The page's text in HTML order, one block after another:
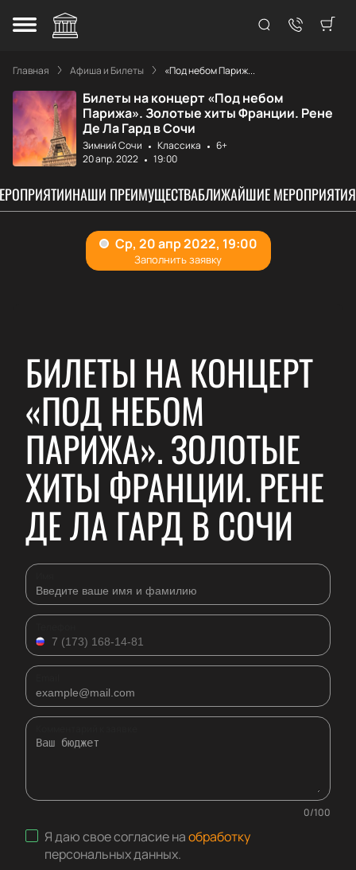
Главная Афиша и Билеты «Под небом Париж...
Билеты на концерт «Под небом
Парижа». Золотые хиты Франции. Рене
Де Ла Гард в Сочи
Зимний Сочи Классика
6+
20 апр. 2022
19:00
НАШИ ПРЕИМУЩЕСТВАБЛИЖАЙШИЕ МЕРОПРИЯТИЯ
БИЛЕТЫ НА КОНЦЕРТ
«ПОД НЕБОМ
ПАРИЖА». ЗОЛОТЫЕ
ХИТЫ ФРАНЦИИ. РЕНЕ
ДЕ ЛА ГАРД В СОЧИ
0/100
Я даю свое согласие наобработку
персональных данных.